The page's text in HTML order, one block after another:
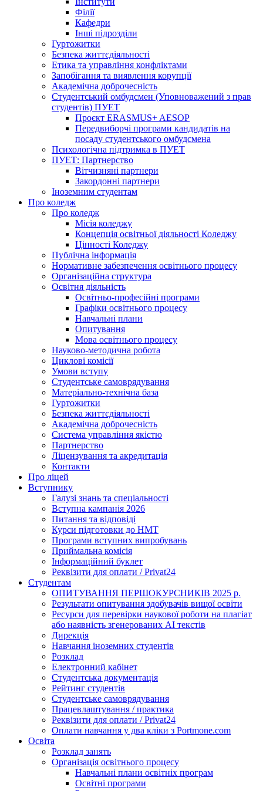
Філії
Кафедри
Інші підрозділи
Гуртожитки
Безпека життєдіяльності
Етика та управління конфліктами
Запобігання та виявлення корупції
Академічна доброчесність
Студентський омбудсмен (Уповноважений з прав
студентів) ПУЕТ
Проєкт ERASMUS+ AESOP
Передвиборчі програми кандидатів на
посаду студентського омбудсмена
Психологічна підтримка в ПУЕТ
ПУЕТ: Партнерство
Вітчизняні партнери
Закордонні партнери
Іноземним студентам
Про коледж
Про коледж
Місія коледжу
Концепція освітньої діяльності Коледжу
Цінності Коледжу
Публічна інформація
Нормативне забезпечення освітнього процесу
Організаційна структура
Освітня діяльність
Освітньо-професійні програми
Графіки освітнього процесу
Навчальні плани
Опитування
Мова освітнього процесу
Науково-методична робота
Циклові комісії
Умови вступу
Студентське самоврядування
Матеріально-технічна база
Гуртожитки
Безпека життєдіяльності
Академічна доброчесність
Система управління якістю
Партнерство
Ліцензування та акредитація
Контакти
Про ліцей
Вступнику
Галузі знань та спеціальності
Вступна кампанія 2026
Питання та відповіді
Курси підготовки до НМТ
Програми вступних випробувань
Приймальна комісія
Інформаційний буклет
Реквізити для оплати / Privat24
Студентам
ОПИТУВАННЯ ПЕРШОКУРСНИКІВ 2025 р.
Результати опитування здобувачів вищої освіти
Ресурси для перевірки наукової роботи на плагіат
або наявність згенерованих АІ текстів
Дирекція
Навчання іноземних студентів
Розклад
Електронний кабінет
Студентська документація
Рейтинг студентів
Студентське самоврядування
Працевлаштування / практика
Реквізити для оплати / Privat24
Оплати навчання у два кліки з Portmone.com
Освіта
Розклад занять
Організація освітнього процесу
Навчальні плани освітніх програм
Освітні програми